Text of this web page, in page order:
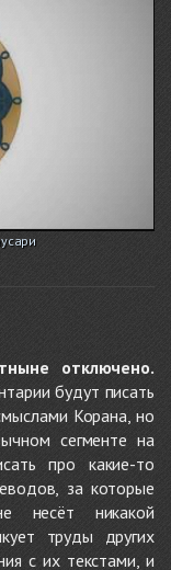
отключено.
будут писать
Корана, но
сегменте на
про какие-то
за которые
несёт никакой
труды других
с их текстами, и